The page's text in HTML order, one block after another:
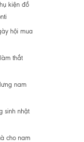
kiện đồ
hội mua
thắt
nam
sinh nhật
cho nam